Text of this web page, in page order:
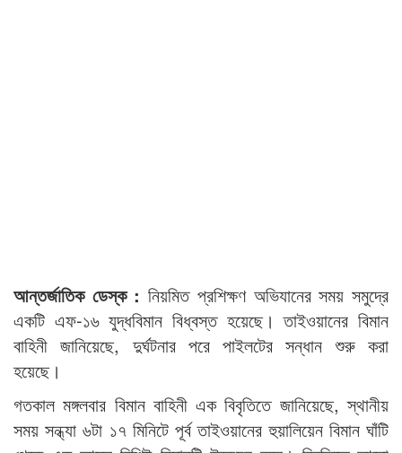
আন্তর্জাতিক ডেস্ক : নিয়মিত প্রশিক্ষণ অভিযানের সময় সমুদ্রে
একটি এফ-১৬ যুদ্ধবিমান বিধ্বস্ত হয়েছে। তাইওয়ানের বিমান
বাহিনী জানিয়েছে, দুর্ঘটনার পরে পাইলটের সন্ধান শুরু করা
হয়েছে।
গতকাল মঙ্গলবার বিমান বাহিনী এক বিবৃতিতে জানিয়েছে, স্থানীয়
সময় সন্ধ্যা ৬টা ১৭ মিনিটে পূর্ব তাইওয়ানের হুয়ালিয়েন বিমান ঘাঁটি